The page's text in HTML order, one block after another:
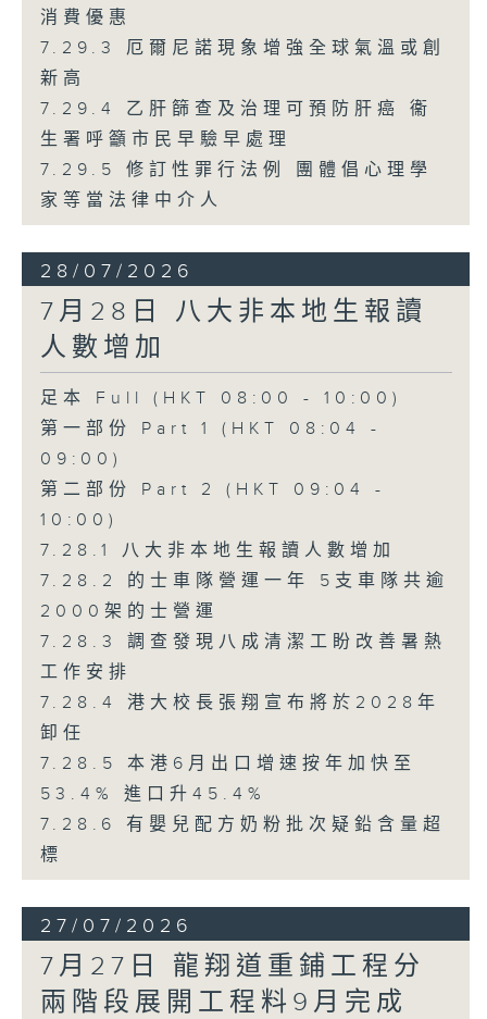
消費優惠
7.29.3 厄爾尼諾現象增強全球氣溫或創
新高
7.29.4 乙肝篩查及治理可預防肝癌 衞
生署呼籲市民早驗早處理
7.29.5 修訂性罪行法例 團體倡心理學
家等當法律中介人
28/07/2026
7月28日 八大非本地生報讀
人數增加
足本 Full (HKT 08:00 - 10:00)
第一部份 Part 1 (HKT 08:04 -
09:00)
第二部份 Part 2 (HKT 09:04 -
10:00)
7.28.1 八大非本地生報讀人數增加
7.28.2 的士車隊營運一年 5支車隊共逾
2000架的士營運
7.28.3 調查發現八成清潔工盼改善暑熱
工作安排
7.28.4 港大校長張翔宣布將於2028年
卸任
7.28.5 本港6月出口增速按年加快至
53.4% 進口升45.4%
7.28.6 有嬰兒配方奶粉批次疑鉛含量超
標
27/07/2026
7月27日 龍翔道重鋪工程分
兩階段展開工程料9月完成